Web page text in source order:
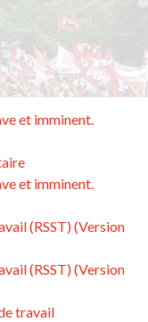
et imminent.
et imminent.
(RSST) (Version
(RSST) (Version
travail